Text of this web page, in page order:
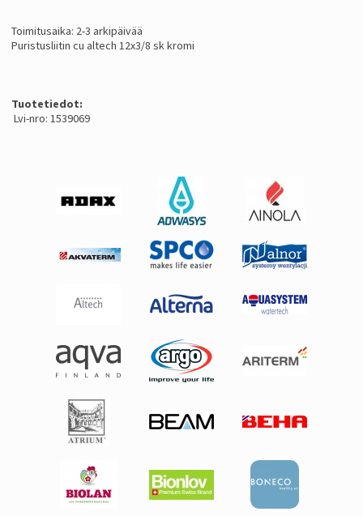
Toimitusaika: 2-3 arkipäivää
Puristusliitin cu altech 12x3/8 sk kromi
Tuotetiedot:
Lvi-nro: 1539069